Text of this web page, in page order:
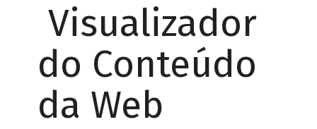
Visualizador
do Conteúdo
da Web